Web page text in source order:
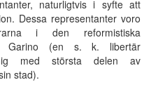
naturligtvis i syfte att
Dessa representanter voro
i den reformistiska
Garino (en s. k. libertär
med största delen av
stad).